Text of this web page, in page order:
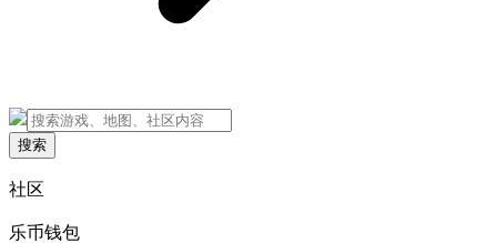
搜索
社区
乐币钱包